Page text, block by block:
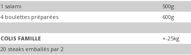
1 salami
500g
4 boulettes préparées
600g
COLIS FAMILLE +-25kg
20 steaks emballés par 2